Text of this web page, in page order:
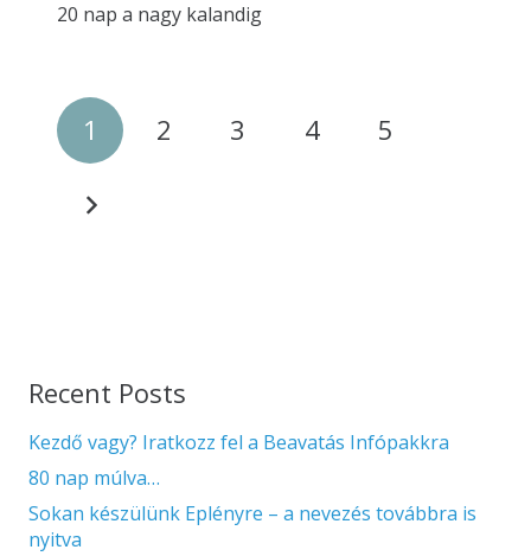
20 nap a nagy kalandig
1 2 3 4 5
Recent Posts
Kezdő vagy? Iratkozz fel a Beavatás Infópakkra
80 nap múlva…
Sokan készülünk Eplényre – a nevezés továbbra is
nyitva